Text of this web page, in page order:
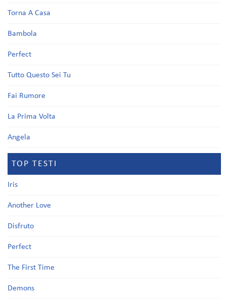
Torna A Casa
Bambola
Perfect
Tutto Questo Sei Tu
Fai Rumore
La Prima Volta
Angela
TOP TESTI
Iris
Another Love
Disfruto
Perfect
The First Time
Demons